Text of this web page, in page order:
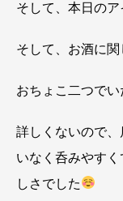
そして、本日のア
そして、お酒に関
おちょこ二つで
詳しくないので
いなく呑みやす
しさでした